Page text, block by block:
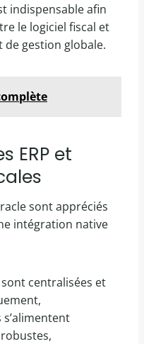
indispensable afin
le logiciel fiscal et
de gestion globale.
ERP et
sont appréciés
intégration native
centralisées et